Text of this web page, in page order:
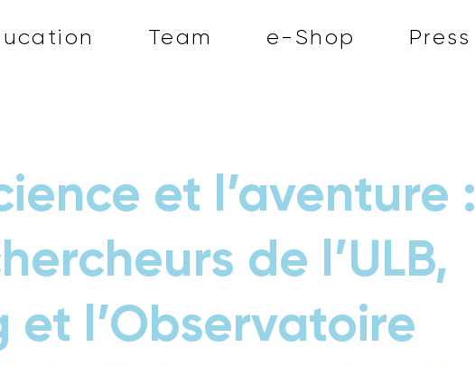
Team e-Shop Press
et l’aventure :
de l’ULB,
et l’Observatoire